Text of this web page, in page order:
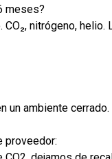
meses?
nitrógeno,
ambiente
proveedor: